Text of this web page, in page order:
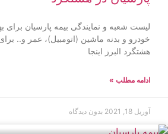
لیست شعبه و نمایندگی بیمه پارسیان
خودرو و بدنه ماشین (اتومبیل)، عمر و..
هشتگرد البرز اینجا
ادامه مطلب »
آوریل 18, 2021 بدون دیدگاه